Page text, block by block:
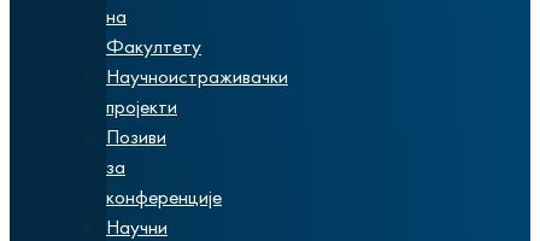
на
Факултету
Научноистраживачки
пројекти
Позиви
за
конференције
Научни